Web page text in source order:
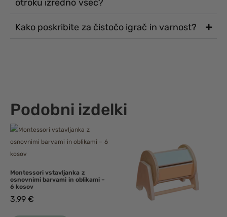
otroku izredno všeč?
Kako poskribite za čistočo igrač in varnost?
Podobni izdelki
Montessori vstavljanka z
osnovnimi barvami in oblikami –
6 kosov
3,99€